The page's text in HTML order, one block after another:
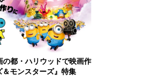
の都・ハリウッドで映画作
＆モンスターズ』特集